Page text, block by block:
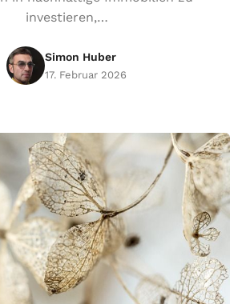
investieren,…
Simon Huber
17. Februar 2026